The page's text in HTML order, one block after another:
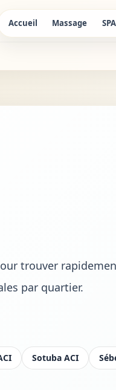
Accueil Massage SPA
trouver
par quartier.
Sotuba ACI